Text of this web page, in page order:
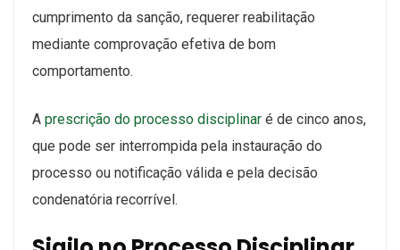
cumprimento da sanção, requerer reabilitação
mediante comprovação efetiva de bom
comportamento.
A prescrição do processo disciplinar é de cinco anos,
que pode ser interrompida pela instauração do
processo ou notificação válida e pela decisão
condenatória recorrível.